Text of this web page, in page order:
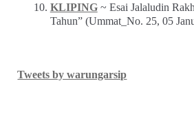
KLIPING~ Esai Jalaludin
Tahun” (Ummat_No. 25, 05
Tweets by warungarsip